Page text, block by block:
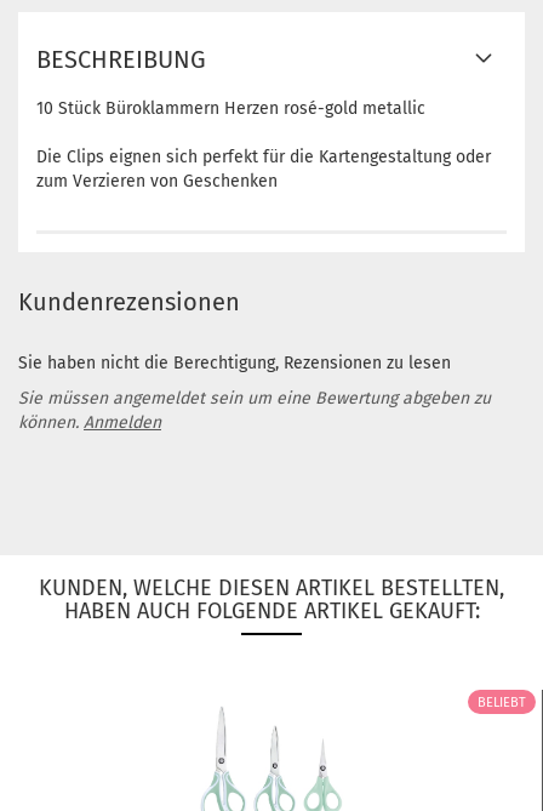
BESCHREIBUNG
10 Stück Büroklammern Herzen rosé-gold metallic
Die Clips eignen sich perfekt für die Kartengestaltung oder
zum Verzieren von Geschenken
Kundenrezensionen
Sie haben nicht die Berechtigung, Rezensionen zu lesen
Sie müssen angemeldet sein um eine Bewertung abgeben zu
können. Anmelden
KUNDEN, WELCHE DIESEN ARTIKEL BESTELLTEN,
HABEN AUCH FOLGENDE ARTIKEL GEKAUFT:
BELIEBT